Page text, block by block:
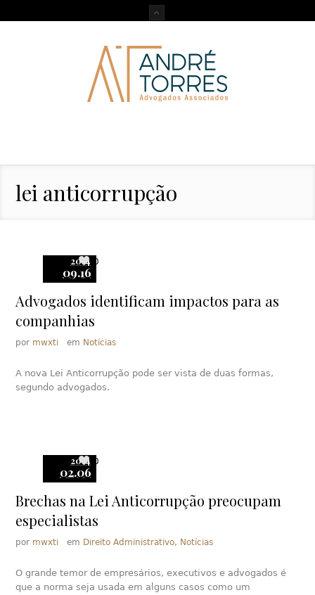
lei anticorrupção
2014
09.16
0
Advogados identificam impactos para as
companhias
por mwxti em Notícias
A nova Lei Anticorrupção pode ser vista de duas formas,
segundo advogados.
2014
02.06
0
Brechas na Lei Anticorrupção preocupam
especialistas
por mwxti em Direito Administrativo, Notícias
O grande temor de empresários, executivos e advogados é
que a norma seja usada em alguns casos como um